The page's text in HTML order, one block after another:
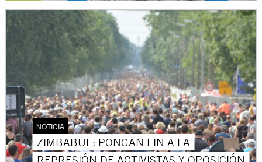
NOTICIA
ZIMBABUE: PONGAN FIN A LA